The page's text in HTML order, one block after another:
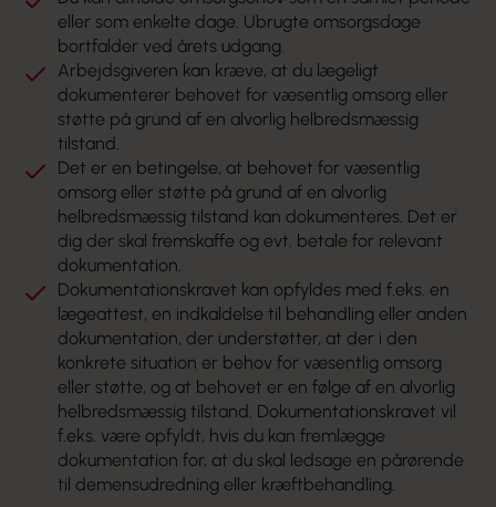
eller som enkelte dage. Ubrugte omsorgsdage
bortfalder ved årets udgang.
Arbejdsgiveren kan kræve, at du lægeligt
dokumenterer behovet for væsentlig omsorg eller
støtte på grund af en alvorlig helbredsmæssig
tilstand.
Det er en betingelse, at behovet for væsentlig
omsorg eller støtte på grund af en alvorlig
helbredsmæssig tilstand kan dokumenteres. Det er
dig der skal fremskaffe og evt. betale for relevant
dokumentation.
Dokumentationskravet kan opfyldes med f.eks. en
lægeattest, en indkaldelse til behandling eller anden
dokumentation, der understøtter, at der i den
konkrete situation er behov for væsentlig omsorg
eller støtte, og at behovet er en følge af en alvorlig
helbredsmæssig tilstand. Dokumentationskravet vil
f.eks. være opfyldt, hvis du kan fremlægge
dokumentation for, at du skal ledsage en pårørende
til demensudredning eller kræftbehandling.